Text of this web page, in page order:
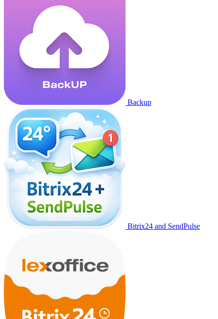
Backup
Bitrix24 and SendPulse